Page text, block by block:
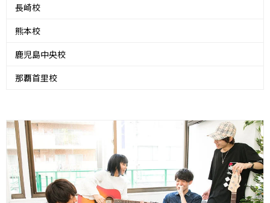
長崎校
熊本校
鹿児島中央校
那覇首里校